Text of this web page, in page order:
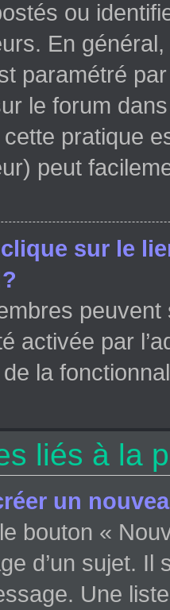
ou
En
paramétré
le forum
pratique
peut
sur le
activée par
la
liés à la
un
bouton «
d’un sujet.
Une